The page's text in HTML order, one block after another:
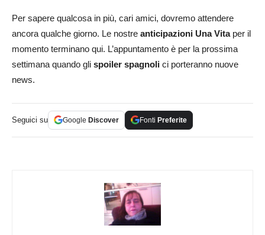
Per sapere qualcosa in più, cari amici, dovremo attendere
ancora qualche giorno. Le nostre anticipazioni Una Vitaper il
momento terminano qui. L’appuntamento è per la prossima
settimana quando gli spoiler spagnoli ci porteranno nuove
news.
Seguici su Google Discover Fonti Preferite